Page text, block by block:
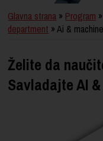
Glavna strana » Program »
department » Ai &
Želite da
Savladajte AI